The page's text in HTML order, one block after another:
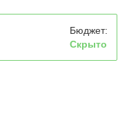
Бюджет:
Скрыто